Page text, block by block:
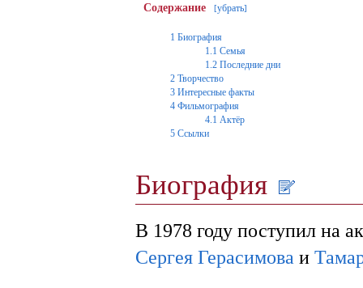
Содержание [убрать]
1 Биография
1.1 Семья
1.2 Последние дни
2 Творчество
3 Интересные факты
4 Фильмография
4.1 Актёр
5 Ссылки
Биография
В 1978 году поступил на
Сергея Герасимова и